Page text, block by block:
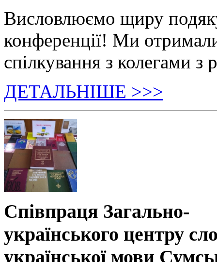
Висловлюємо щиру
конференції! Ми
спілкування з колегами з
ДЕТАЛЬНІШЕ >>>
Співпраця Загально-
українського центру
української мови